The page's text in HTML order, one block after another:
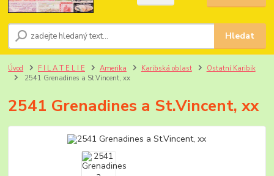
Hledat
Úvod F I L A T E L I E Amerika Karibská oblast
Ostatní Karibik
2541 Grenadines a St.Vincent, xx
2541 Grenadines a St.Vincent, xx